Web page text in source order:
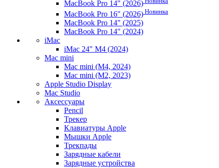
MacBook Pro 14" (2026)
MacBook Pro 16" (2026) Новинка
MacBook Pro 14" (2025)
MacBook Pro 14" (2024)
iMac
iMac 24" M4 (2024)
Mac mini
Mac mini (M4, 2024)
Mac mini (M2, 2023)
Apple Studio Display
Mac Studio
Аксессуары
Pencil
Трекер
Клавиатуры Apple
Мышки Apple
Трекпады
Зарядные кабели
Зарядные устройства